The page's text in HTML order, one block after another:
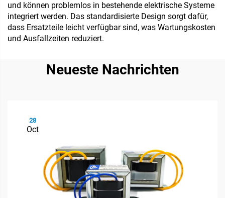
und können problemlos in bestehende elektrische Systeme
integriert werden. Das standardisierte Design sorgt dafür,
dass Ersatzteile leicht verfügbar sind, was Wartungskosten
und Ausfallzeiten reduziert.
Neueste Nachrichten
28
Oct